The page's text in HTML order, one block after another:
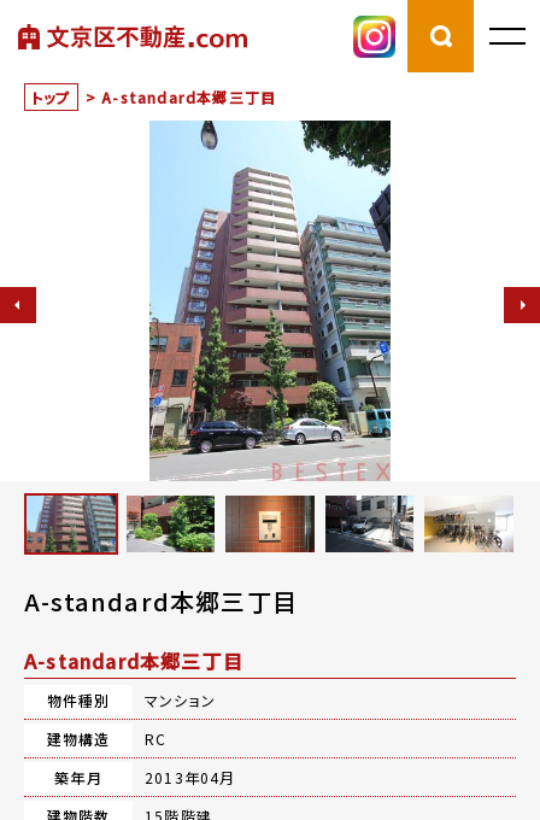
トップ > A-standard本郷三丁目
A-standard本郷三丁目
A-standard本郷三丁目
物件種別
マンション
建物構造
RC
築年月
2013年04月